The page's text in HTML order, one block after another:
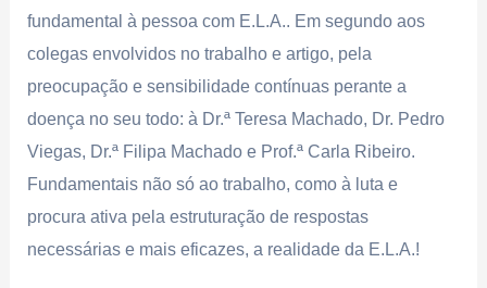
fundamental à pessoa com E.L.A.. Em segundo aos
colegas envolvidos no trabalho e artigo, pela
preocupação e sensibilidade contínuas perante a
doença no seu todo: à Dr.ª Teresa Machado, Dr. Pedro
Viegas, Dr.ª Filipa Machado e Prof.ª Carla Ribeiro.
Fundamentais não só ao trabalho, como à luta e
procura ativa pela estruturação de respostas
necessárias e mais eficazes, a realidade da E.L.A.!